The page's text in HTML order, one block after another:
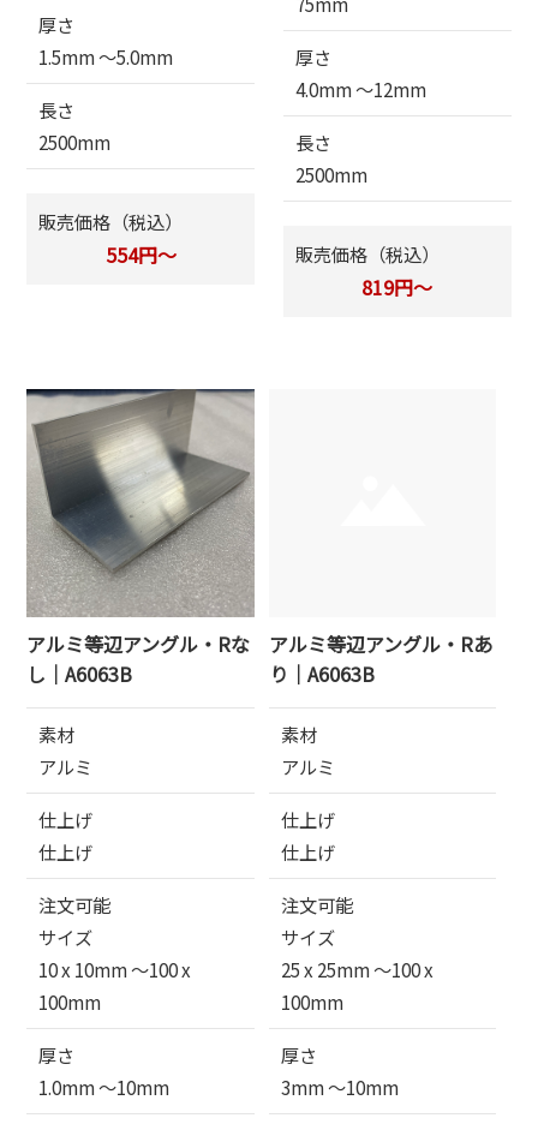
厚さ
1.5mm 〜5.0mm
長さ
2500mm
販売価格（税込）
554円～
厚さ
4.0mm 〜12mm
長さ
2500mm
販売価格（税込）
819円～
アルミ等辺アングル・Rな
し｜A6063B
素材
アルミ
仕上げ
仕上げ
注文可能
サイズ
10 x 10mm 〜100 x
100mm
厚さ
1.0mm 〜10mm
アルミ等辺アングル・Rあ
り｜A6063B
素材
アルミ
仕上げ
仕上げ
注文可能
サイズ
25 x 25mm 〜100 x
100mm
厚さ
3mm 〜10mm